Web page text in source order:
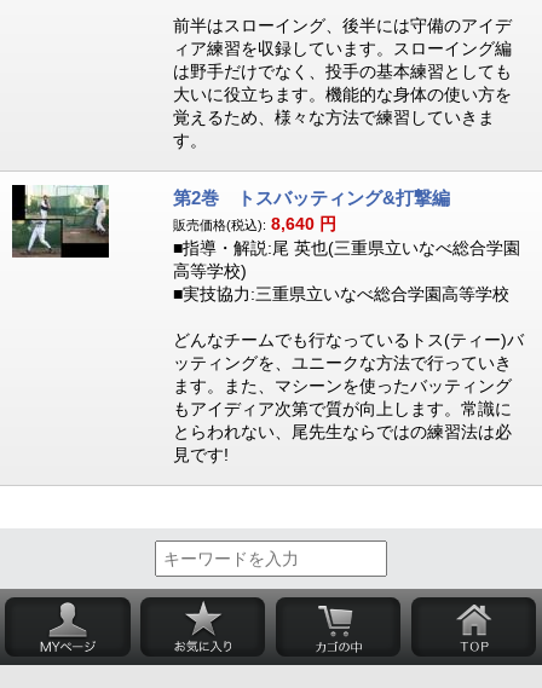
前半はスローイング、後半には守備のアイデ
ィア練習を収録しています。スローイング編
は野手だけでなく、投手の基本練習としても
大いに役立ちます。機能的な身体の使い方を
覚えるため、様々な方法で練習していきま
す。
第2巻 トスバッティング&打撃編
販売価格(税込): 8,640 円
■指導・解説:尾 英也(三重県立いなべ総合学園
高等学校)
■実技協力:三重県立いなべ総合学園高等学校
どんなチームでも行なっているトス(ティー)バ
ッティングを、ユニークな方法で行っていき
ます。また、マシーンを使ったバッティング
もアイディア次第で質が向上します。常識に
とらわれない、尾先生ならではの練習法は必
見です!